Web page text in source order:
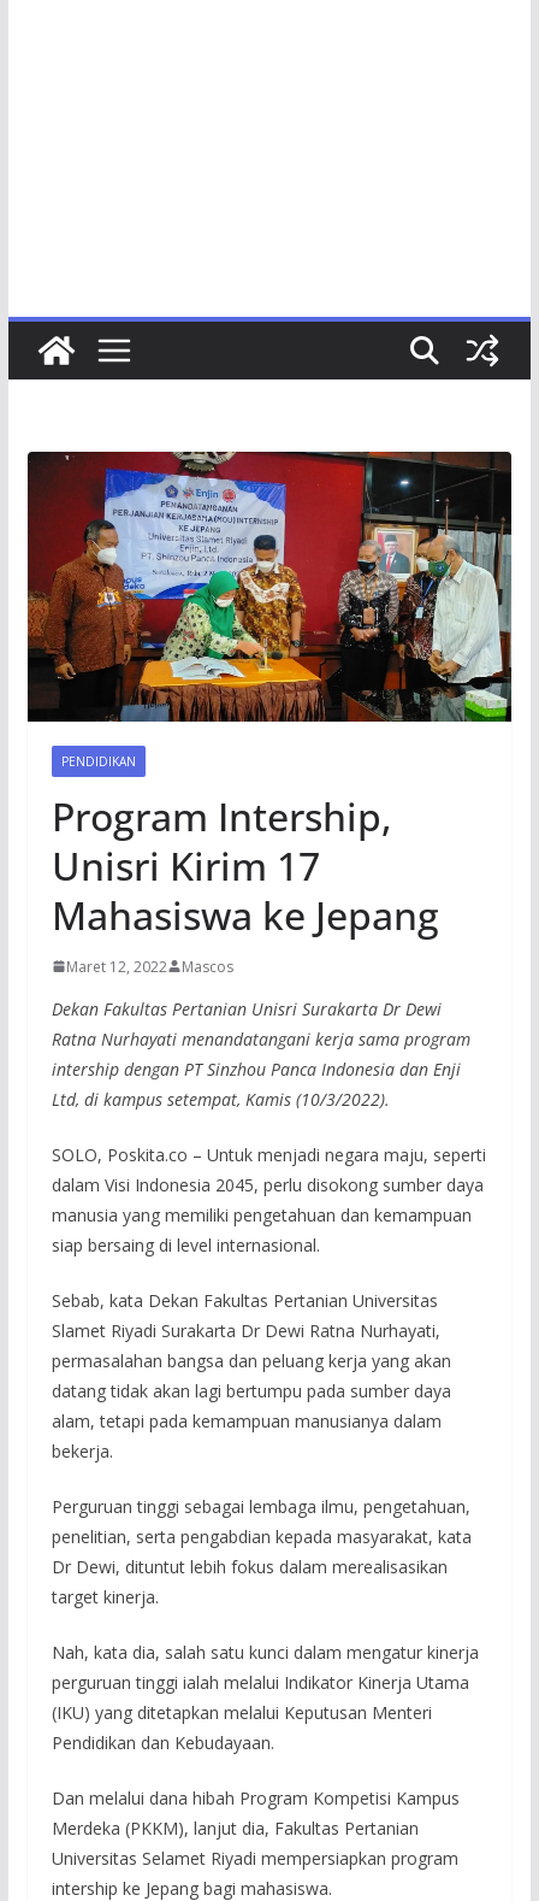
PENDIDIKAN
Program Intership,
Unisri Kirim 17
Mahasiswa ke Jepang
Maret 12, 2022 Mascos
Dekan Fakultas Pertanian Unisri Surakarta Dr Dewi
Ratna Nurhayati menandatangani kerja sama program
intership dengan PT Sinzhou Panca Indonesia dan Enji
Ltd, di kampus setempat, Kamis (10/3/2022).
SOLO, Poskita.co – Untuk menjadi negara maju, seperti
dalam Visi Indonesia 2045, perlu disokong sumber daya
manusia yang memiliki pengetahuan dan kemampuan
siap bersaing di level internasional.
Sebab, kata Dekan Fakultas Pertanian Universitas
Slamet Riyadi Surakarta Dr Dewi Ratna Nurhayati,
permasalahan bangsa dan peluang kerja yang akan
datang tidak akan lagi bertumpu pada sumber daya
alam, tetapi pada kemampuan manusianya dalam
bekerja.
Perguruan tinggi sebagai lembaga ilmu, pengetahuan,
penelitian, serta pengabdian kepada masyarakat, kata
Dr Dewi, dituntut lebih fokus dalam merealisasikan
target kinerja.
Nah, kata dia, salah satu kunci dalam mengatur kinerja
perguruan tinggi ialah melalui Indikator Kinerja Utama
(IKU) yang ditetapkan melalui Keputusan Menteri
Pendidikan dan Kebudayaan.
Dan melalui dana hibah Program Kompetisi Kampus
Merdeka (PKKM), lanjut dia, Fakultas Pertanian
Universitas Selamet Riyadi mempersiapkan program
intership ke Jepang bagi mahasiswa.